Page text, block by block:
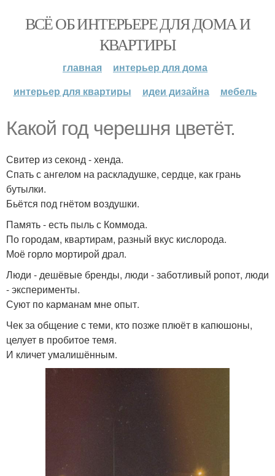
ВСЁ ОБ ИНТЕРЬЕРЕ ДЛЯ ДОМА И
КВАРТИРЫ
главная
интерьер для дома
интерьер для квартиры
идеи дизайна мебель
Какой год черешня цветёт.
Свитер из секонд - хенда.
Спать с ангелом на раскладушке, сердце, как грань
бутылки.
Бьётся под гнётом воздушки.
Память - есть пыль с Коммода.
По городам, квартирам, разный вкус кислорода.
Моё горло мортирой драл.
Люди - дешёвые бренды, люди - заботливый ропот, люди
- эксперименты.
Суют по карманам мне опыт.
Чек за общение с теми, кто позже плюёт в капюшоны,
целует в пробитое темя.
И кличет умалишённым.